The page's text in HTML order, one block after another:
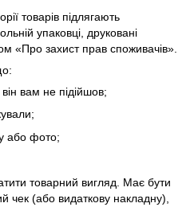
товарів підлягають
упаковці, друковані
«Про захист прав споживачів».
вам не підійшов;
або фото;
товарний вигляд. Має бути
чек (або видаткову накладну),